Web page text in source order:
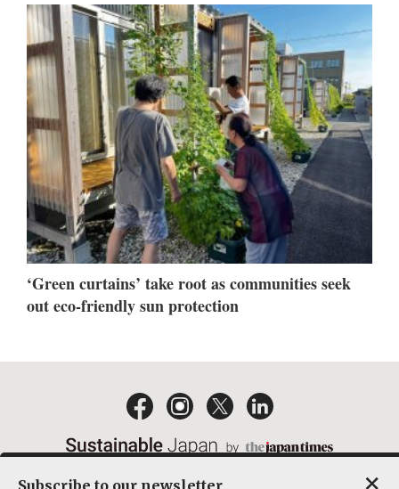
‘Green curtains’ take root as communities seek
out eco-friendly sun protection
Subscribe to our newsletter